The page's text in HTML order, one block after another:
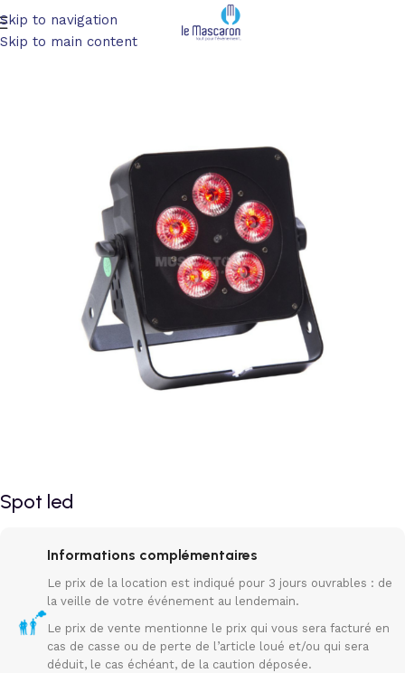
Skip to navigation
Skip to main content
Accueil/Mobilier/Lumineux
Spot led
Informations complémentaires
Le prix de la location est indiqué pour 3 jours ouvrables : de
la veille de votre événement au lendemain.
Le prix de vente mentionne le prix qui vous sera facturé en
cas de casse ou de perte de l’article loué et/ou qui sera
déduit, le cas échéant, de la caution déposée.